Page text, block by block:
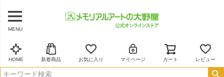
MENU
HOME 新着商品 お気に入り マイページ カート レビュー